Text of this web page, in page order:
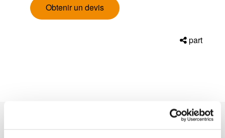
Obtenir un devis
part